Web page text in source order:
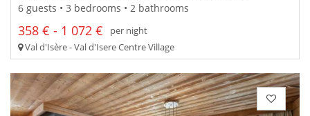
6 guests • 3 bedrooms • 2 bathrooms
358 € - 1 072 €
per night
Val d'Isère - Val d'Isere Centre Village